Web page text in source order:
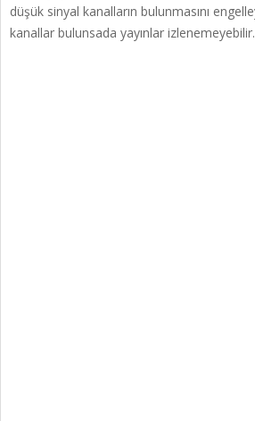
düşük sinyal kanalların bulunmasını
kanallar bulunsada yayınlar izlenemeyebilir.